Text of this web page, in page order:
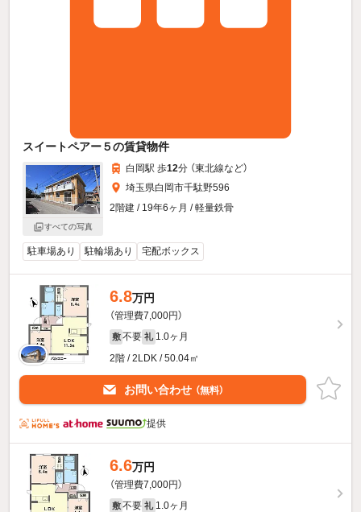
スイートペアー５の賃貸物件
すべての写真
白岡駅 歩12分 （東北線など）
埼玉県白岡市千駄野596
2階建 / 19年6ヶ月 / 軽量鉄骨
駐車場あり 駐輪場あり 宅配ボックス
6.8万円
（管理費7,000円）
敷 不要 礼 1.0ヶ月
2階 / 2LDK / 50.04㎡
お問い合わせ （無料）
提供
6.6万円
（管理費7,000円）
敷 不要 礼 1.0ヶ月